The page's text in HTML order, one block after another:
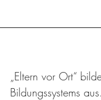
„Eltern vor Ort“
Bildungssystems aus.